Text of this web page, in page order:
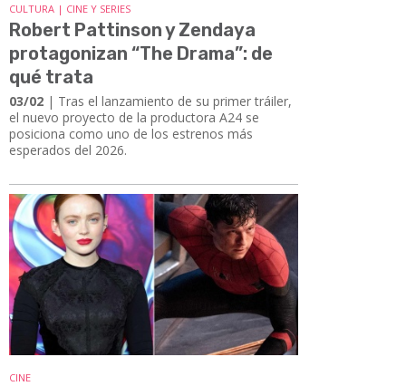
CULTURA | CINE Y SERIES
Robert Pattinson y Zendaya
protagonizan “The Drama”: de
qué trata
03/02 | Tras el lanzamiento de su primer tráiler,
el nuevo proyecto de la productora A24 se
posiciona como uno de los estrenos más
esperados del 2026.
CINE